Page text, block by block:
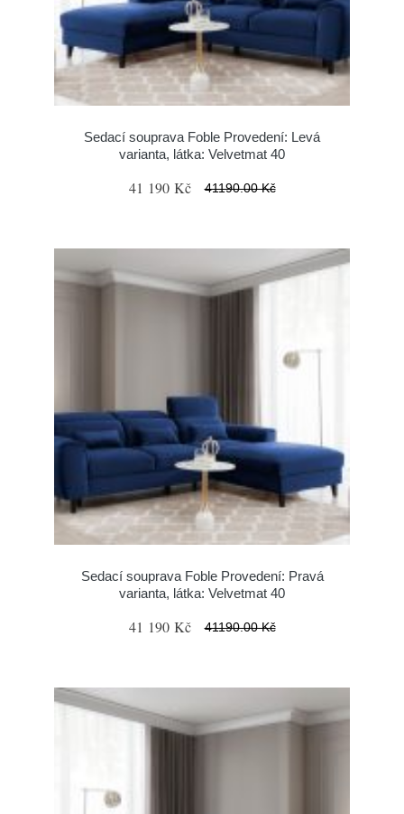
Sedací souprava Foble Provedení: Levá
varianta, látka: Velvetmat 40
41 190 Kč 41190.00 Kč
Sedací souprava Foble Provedení: Pravá
varianta, látka: Velvetmat 40
41 190 Kč 41190.00 Kč